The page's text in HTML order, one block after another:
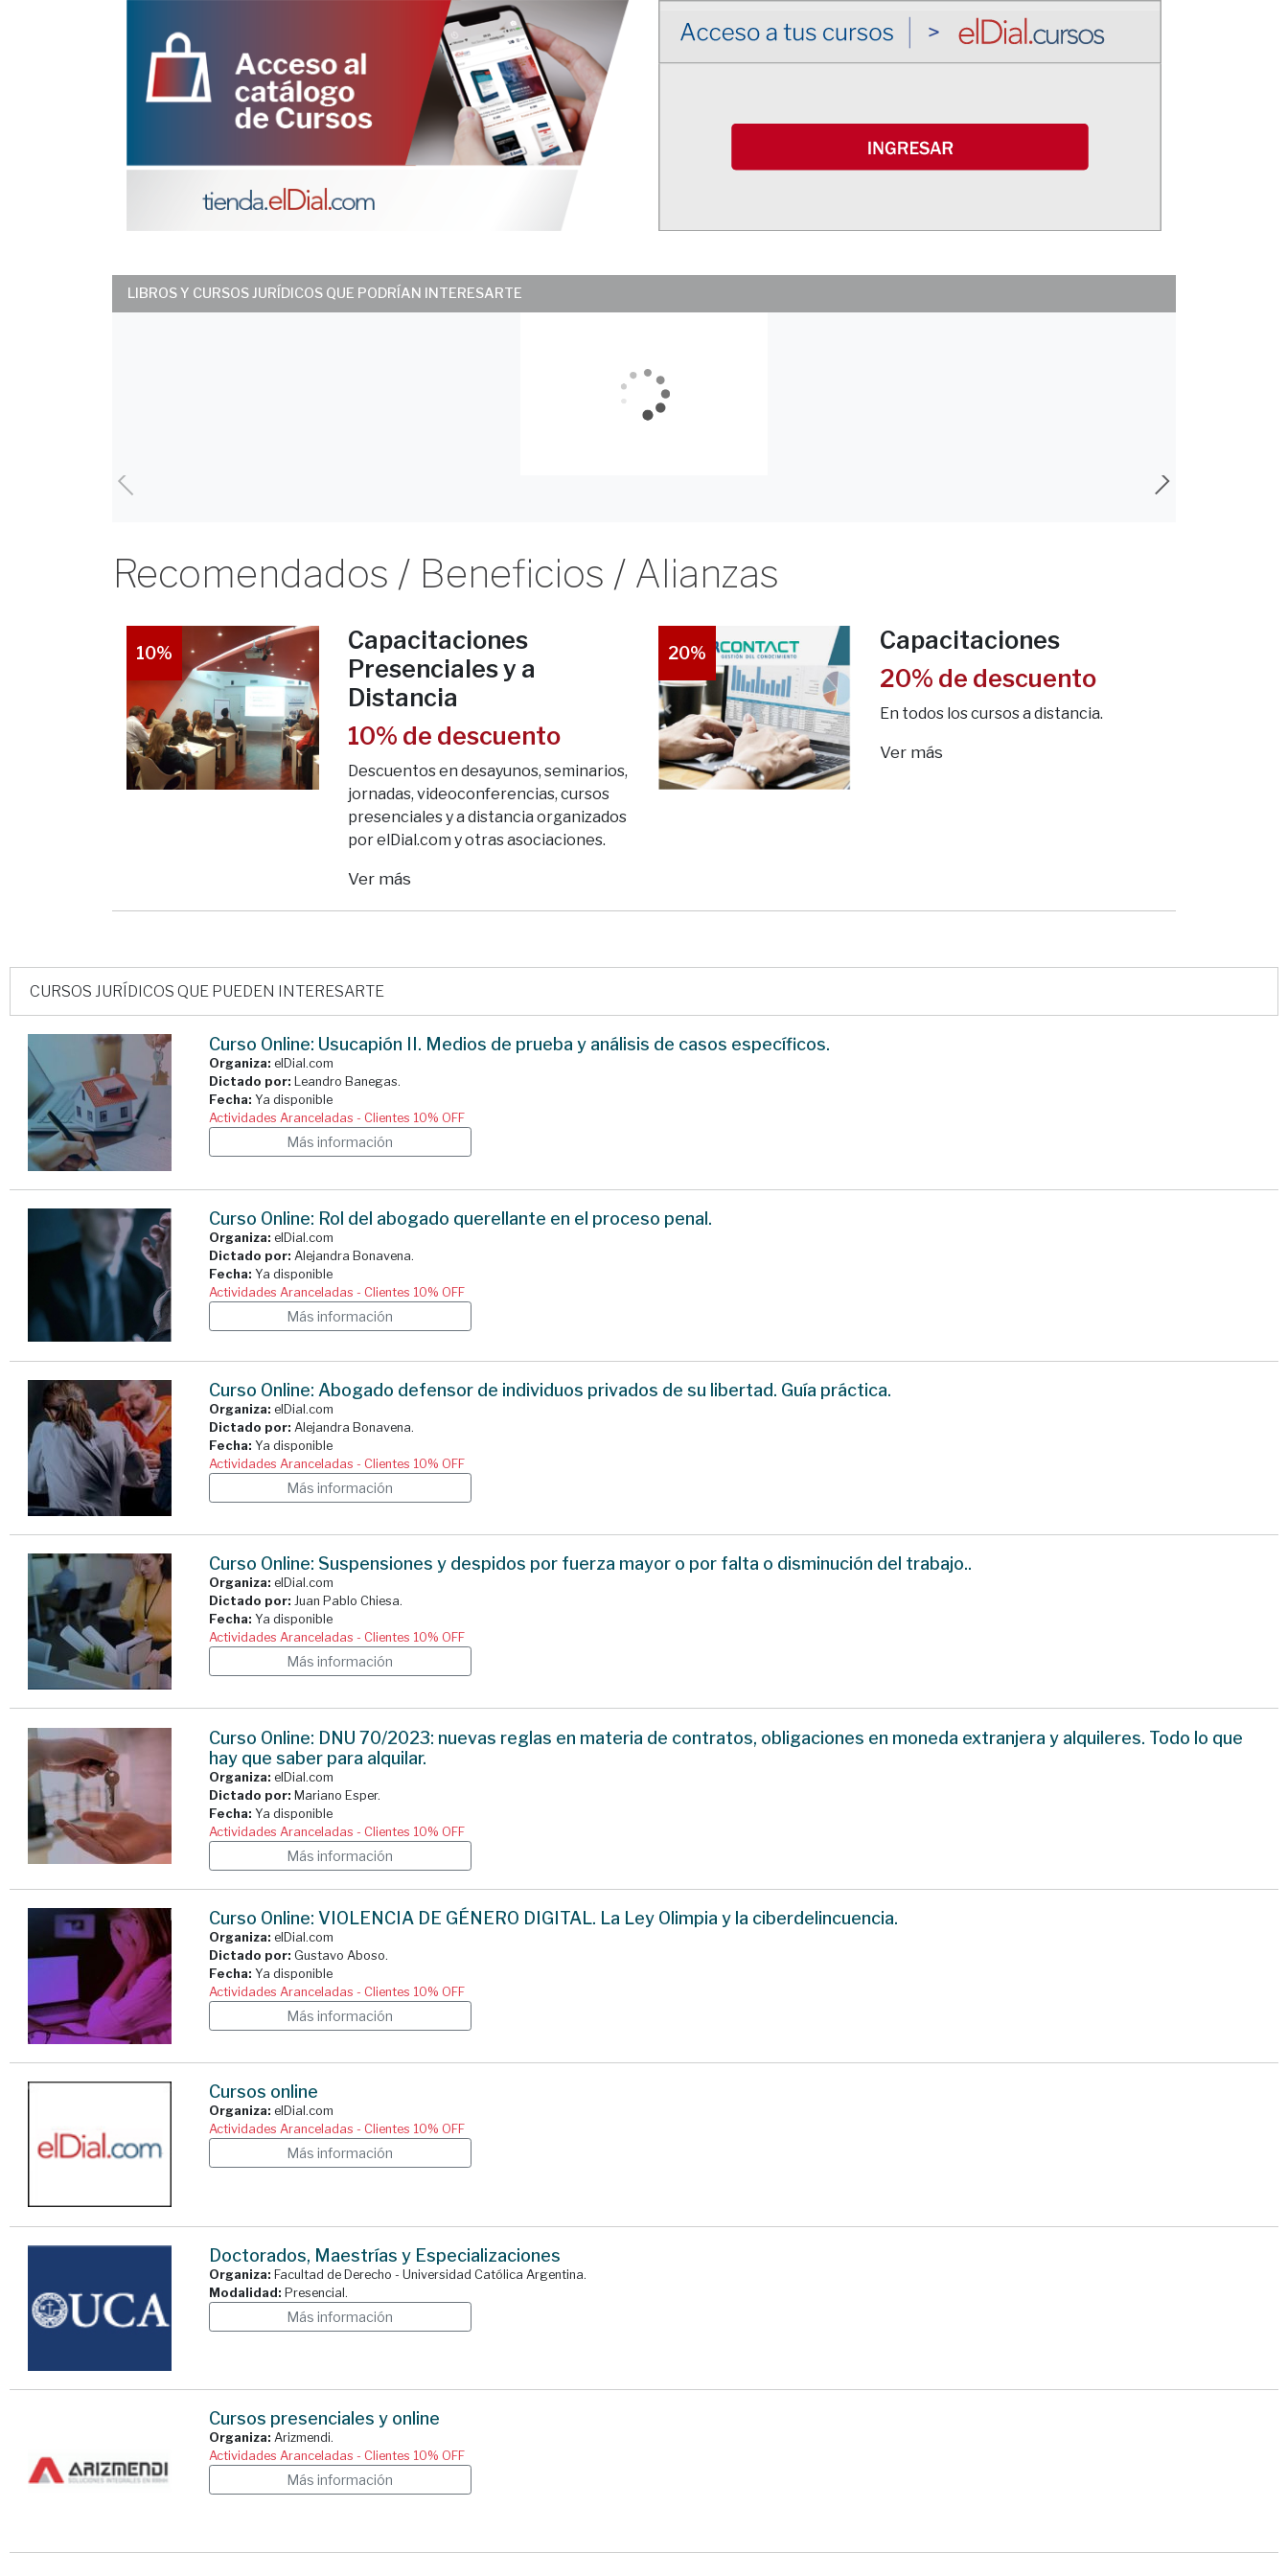
LIBROS Y CURSOS JURÍDICOS QUE PODRÍAN INTERESARTE
Recomendados / Beneficios / Alianzas
10%
Capacitaciones
Presenciales y a
Distancia
10% de descuento
Descuentos en desayunos, seminarios,
jornadas, videoconferencias, cursos
presenciales y a distancia organizados
por elDial.com y otras asociaciones.
Ver más
20%
Capacitaciones
20% de descuento
En todos los cursos a distancia.
Ver más
CURSOS JURÍDICOS QUE PUEDEN INTERESARTE
Curso Online: Usucapión II. Medios de prueba y análisis de casos específicos.
Organiza: elDial.com
Dictado por: Leandro Banegas.
Fecha: Ya disponible
Actividades Aranceladas - Clientes 10% OFF
Más información
Curso Online: Rol del abogado querellante en el proceso penal.
Organiza: elDial.com
Dictado por: Alejandra Bonavena.
Fecha: Ya disponible
Actividades Aranceladas - Clientes 10% OFF
Más información
Curso Online: Abogado defensor de individuos privados de su libertad. Guía práctica.
Organiza: elDial.com
Dictado por: Alejandra Bonavena.
Fecha: Ya disponible
Actividades Aranceladas - Clientes 10% OFF
Más información
Curso Online: Suspensiones y despidos por fuerza mayor o por falta o disminución del trabajo..
Organiza: elDial.com
Dictado por: Juan Pablo Chiesa.
Fecha: Ya disponible
Actividades Aranceladas - Clientes 10% OFF
Más información
Curso Online: DNU 70/2023: nuevas reglas en materia de contratos, obligaciones en moneda extranjera y alquileres. Todo lo que
hay que saber para alquilar.
Organiza: elDial.com
Dictado por: Mariano Esper.
Fecha: Ya disponible
Actividades Aranceladas - Clientes 10% OFF
Más información
Curso Online: VIOLENCIA DE GÉNERO DIGITAL. La Ley Olimpia y la ciberdelincuencia.
Organiza: elDial.com
Dictado por: Gustavo Aboso.
Fecha: Ya disponible
Actividades Aranceladas - Clientes 10% OFF
Más información
Cursos online
Organiza: elDial.com
Actividades Aranceladas - Clientes 10% OFF
Más información
Doctorados, Maestrías y Especializaciones
Organiza: Facultad de Derecho - Universidad Católica Argentina.
Modalidad: Presencial.
Más información
Cursos presenciales y online
Organiza: Arizmendi.
Actividades Aranceladas - Clientes 10% OFF
Más información